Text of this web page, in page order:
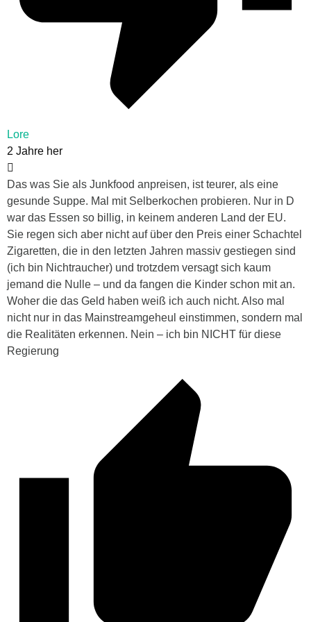
Lore
2 Jahre her
Das was Sie als Junkfood anpreisen, ist teurer, als eine
gesunde Suppe. Mal mit Selberkochen probieren. Nur in D
war das Essen so billig, in keinem anderen Land der EU.
Sie regen sich aber nicht auf über den Preis einer Schachtel
Zigaretten, die in den letzten Jahren massiv gestiegen sind
(ich bin Nichtraucher) und trotzdem versagt sich kaum
jemand die Nulle – und da fangen die Kinder schon mit an.
Woher die das Geld haben weiß ich auch nicht. Also mal
nicht nur in das Mainstreamgeheul einstimmen, sondern mal
die Realitäten erkennen. Nein – ich bin NICHT für diese
Regierung